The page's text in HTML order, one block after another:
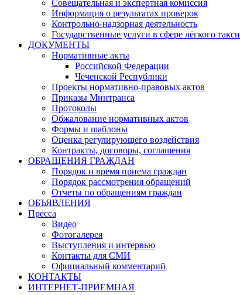
Совещательная и экспертная комиссия
Информация о результатах проверок
Контрольно-надзорная деятельность
Государственные услуги в сфере лёгкого такси
ДОКУМЕНТЫ
Нормативные акты
Российской Федерации
Чеченской Республики
Проекты нормативно-правовых актов
Приказы Минтранса
Протоколы
Обжалование нормативных актов
Формы и шаблоны
Оценка регулирующего воздействия
Контракты, договоры, соглашения
ОБРАЩЕНИЯ ГРАЖДАН
Порядок и время приема граждан
Порядок рассмотрения обращений
Отчеты по обращениям граждан
ОБЪЯВЛЕНИЯ
Пресса
Видео
Фотогалерея
Выступления и интервью
Контакты для СМИ
Официальный комментарий
КОНТАКТЫ
ИНТЕРНЕТ-ПРИЕМНАЯ